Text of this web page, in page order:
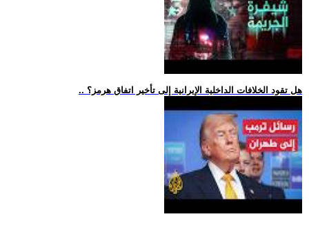
.. هل تقود الخلافات الداخلية الإيرانية إلى تأخير اتفاق هرمز؟